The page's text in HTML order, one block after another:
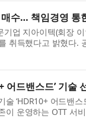
수… 책임경영 통
업 지아이텍(회장
취득했다고 밝혔다.
어드밴스드’ 기술
‘HDR10+ 어드밴스
이 운영하는 OTT 서
폼...